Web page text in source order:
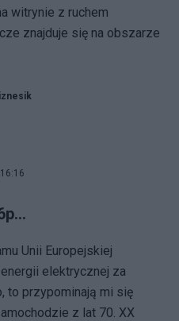
witrynie z ruchem
znajduje się na obszarze
Unii Europejskiej
elektrycznej za
to przypominają mi się
z lat 70. XX